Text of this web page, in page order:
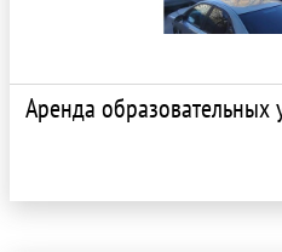
Аренда образовательных